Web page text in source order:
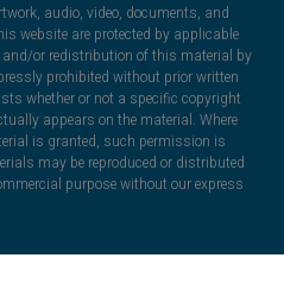
audio, video, documents, and
website are protected by applicable
or redistribution of this material by
prohibited without prior written
whether or not a specific copyright
appears on the material. Where
is granted, such permission is
may be reproduced or distributed
purpose without our express